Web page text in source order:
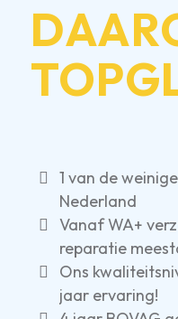
1 van de
Nederland
Vanaf WA+
reparatie
Ons
jaar ervaring!